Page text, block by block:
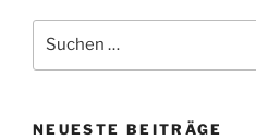
nach:
NEUESTE BEITRÄGE